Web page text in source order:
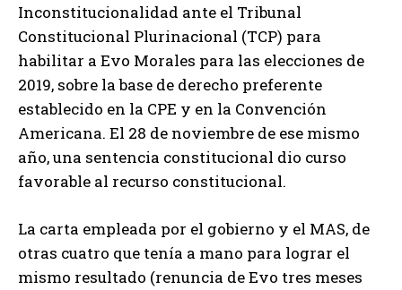
Inconstitucionalidad ante el Tribunal
Constitucional Plurinacional (TCP) para
habilitar a Evo Morales para las elecciones de
2019, sobre la base de derecho preferente
establecido en la CPE y en la Convención
Americana. El 28 de noviembre de ese mismo
año, una sentencia constitucional dio curso
favorable al recurso constitucional.
La carta empleada por el gobierno y el MAS, de
otras cuatro que tenía a mano para lograr el
mismo resultado (renuncia de Evo tres meses